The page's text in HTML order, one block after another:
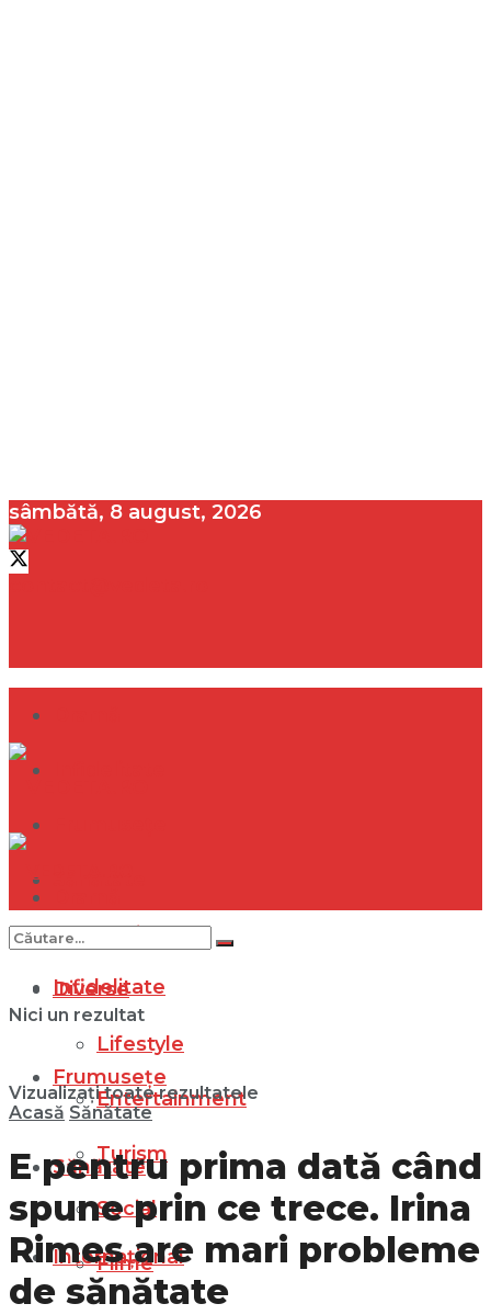
sâmbătă, 8 august, 2026
Internațional
Diverse
Lifestyle
Entertainment
Turism
Social
Filme
Infidelitate
Frumusețe
Sănătate
Internațional
Nici un rezultat
Vizualizați toate rezultatele
Acasă Sănătate
E pentru prima dată când
spune prin ce trece. Irina
Rimes are mari probleme
de sănătate